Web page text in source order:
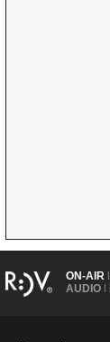
ON-AIR |
AUDIO |